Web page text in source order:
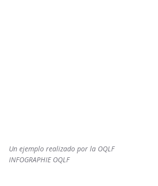
Un ejemplo realizado por la OQLF
INFOGRAPHIE OQLF